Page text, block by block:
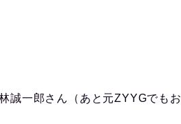
誠一郎さん（あと元ZYYGでもお